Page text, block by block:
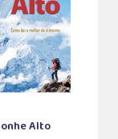
Alto